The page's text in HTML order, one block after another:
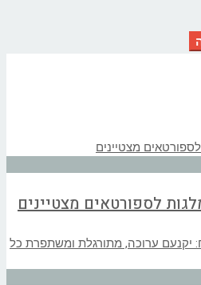
לספורטאים מצטיינים